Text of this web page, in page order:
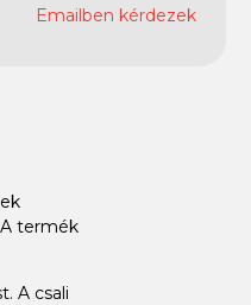
Emailben kérdezek
termék
A csali